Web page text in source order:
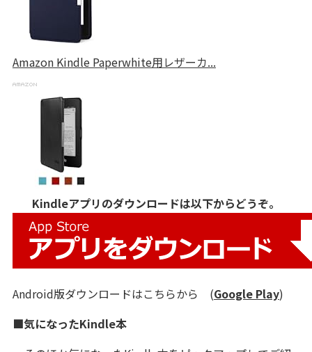
Amazon Kindle Paperwhite用レザーカ...
Kindleアプリのダウンロードは以下からどうぞ。
Android版ダウンロードはこちらから (Google Play)
■気になったKindle本